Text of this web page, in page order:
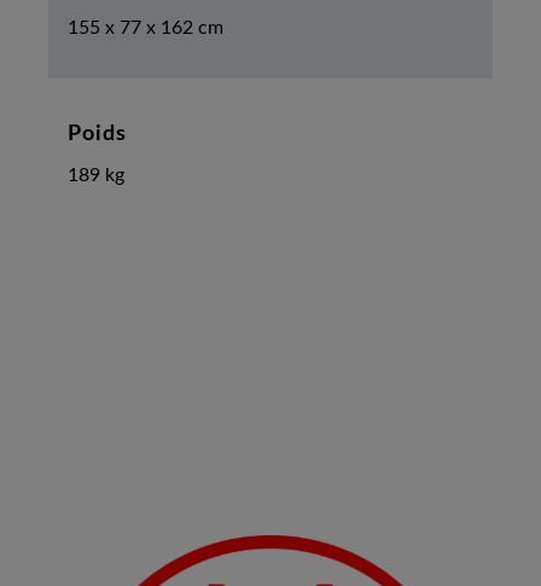
155 x 77 x 162 cm
Poids
189 kg